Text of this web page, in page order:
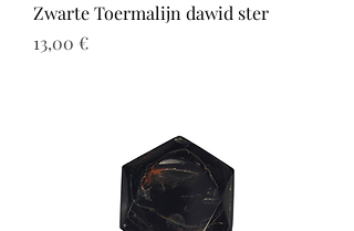
Zwarte Toermalijn dawid ster
Prix
13,00 €